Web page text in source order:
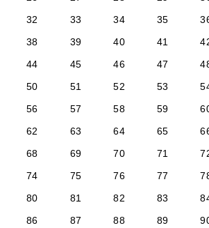
32
33 34 35
38
39 40 41
44
45 46 47
50
51 52 53
56
57 58 59
62
63 64 65
68
69 70 71
74
75 76 77
80
81 82 83
86
87 88 89